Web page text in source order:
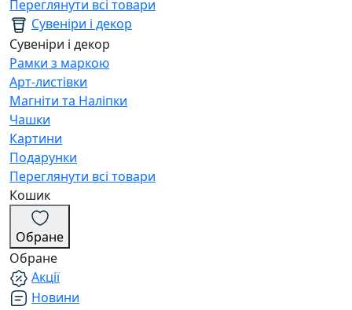
Переглянути всі товари
Сувеніри і декор
Сувеніри і декор
Рамки з маркою
Арт-листівки
Магніти та Наліпки
Чашки
Картини
Подарунки
Переглянути всі товари
Кошик
Обране
Обране
Акції
Новини